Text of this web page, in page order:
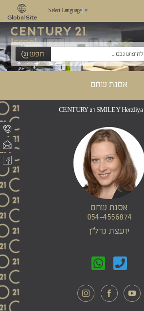
Select Language ▼
Global Site
חפש
אסנת שחם
CENTURY 21 SMILEY Herzliya
אסנת שחם
054-4556874
יועצת נדל"ן